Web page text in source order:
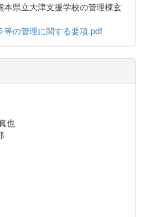
県立大津支援学校の管理棟玄
等の管理に関する要項.pdf
也